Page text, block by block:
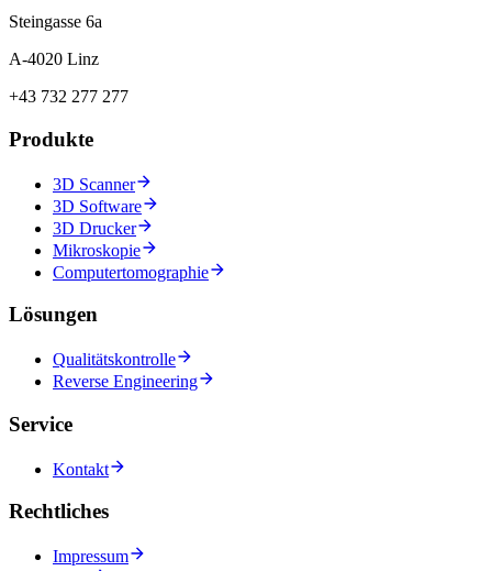
Steingasse 6a
A-4020 Linz
+43 732 277 277
Produkte
3D Scanner
3D Software
3D Drucker
Mikroskopie
Computertomographie
Lösungen
Qualitätskontrolle
Reverse Engineering
Service
Kontakt
Rechtliches
Impressum